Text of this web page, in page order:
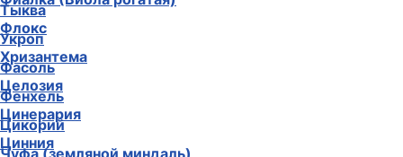
Флокс
Хризантема
Целозия
Цинерария
Цинния
Тыква
Укроп
Фасоль
Фенхель
Цикорий
Чуфа (земляной миндаль)